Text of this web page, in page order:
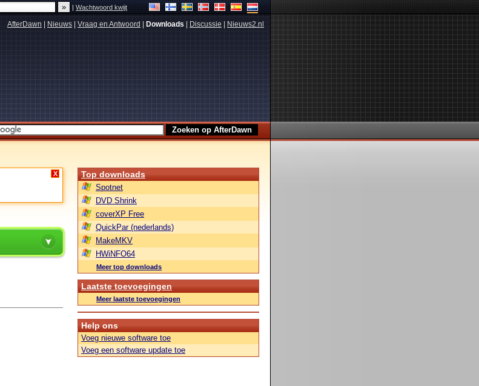
|Wachtwoord kwijt
AfterDawn Nieuws Vraag en Antwoord Downloads Discussie Nieuws2.nl
X Top downloads
Spotnet
DVD Shrink
coverXP Free
QuickPar (nederlands)
MakeMKV
HWiNFO64
Meer top downloads
Laatste toevoegingen
Meer laatste toevoegingen
Help ons
Voeg nieuwe software toe
Voeg een software update toe